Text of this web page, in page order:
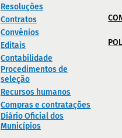
Resoluções
Contratos
Convênios
Editais
Contabilidade
Procedimentos de
seleção
Recursos humanos
Compras e contratações
Diário Oficial dos
Municípios